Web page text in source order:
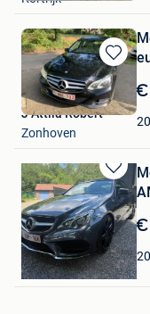
Bewaren
in
Mijn
€
J Attila Robert
Zonhoven
Bewaren
in
Mijn
Favorieten
€
Rinaldo
Genk